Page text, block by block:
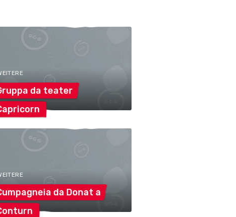
da teater
da Donat a